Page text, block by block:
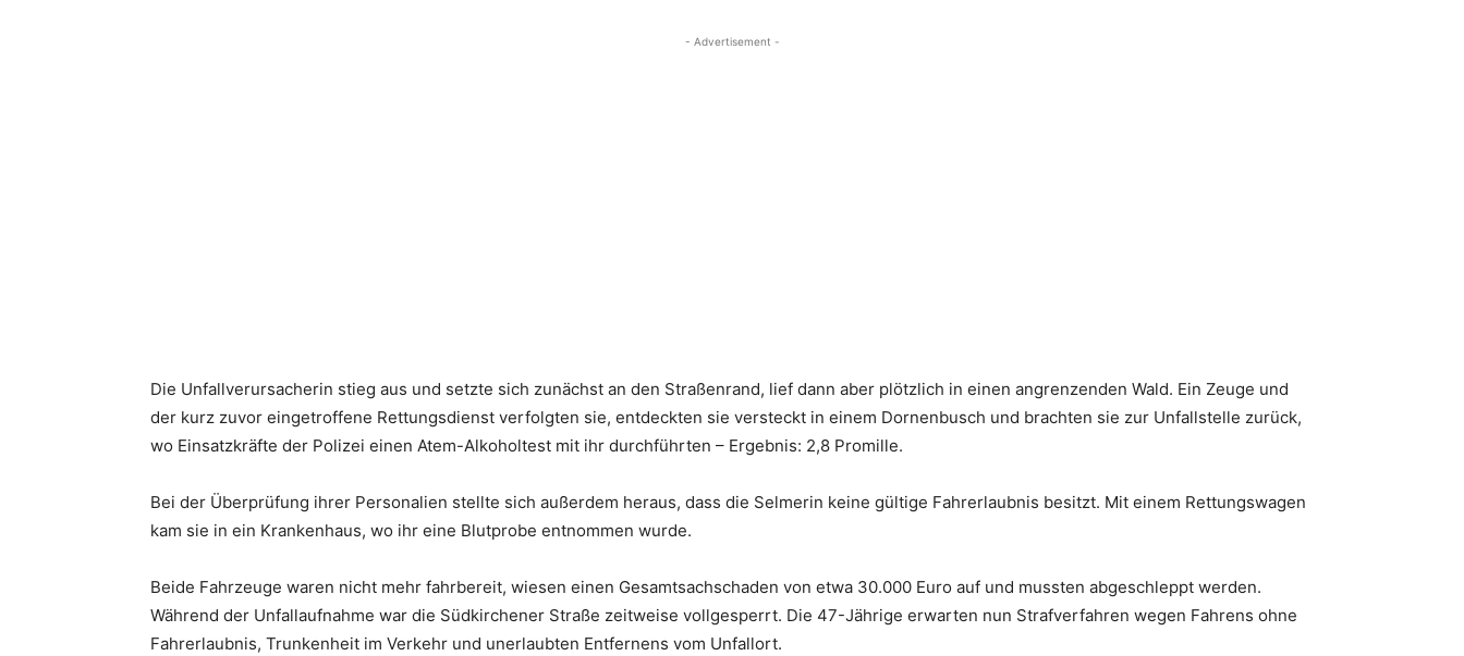
- Advertisement -
Die Unfallverursacherin stieg aus und setzte sich zunächst an den Straßenrand, lief dann aber plötzlich in einen angrenzenden Wald. Ein Zeuge und
der kurz zuvor eingetroffene Rettungsdienst verfolgten sie, entdeckten sie versteckt in einem Dornenbusch und brachten sie zur Unfallstelle zurück,
wo Einsatzkräfte der Polizei einen Atem-Alkoholtest mit ihr durchführten – Ergebnis: 2,8 Promille.
Bei der Überprüfung ihrer Personalien stellte sich außerdem heraus, dass die Selmerin keine gültige Fahrerlaubnis besitzt. Mit einem Rettungswagen
kam sie in ein Krankenhaus, wo ihr eine Blutprobe entnommen wurde.
Beide Fahrzeuge waren nicht mehr fahrbereit, wiesen einen Gesamtsachschaden von etwa 30.000 Euro auf und mussten abgeschleppt werden.
Während der Unfallaufnahme war die Südkirchener Straße zeitweise vollgesperrt. Die 47-Jährige erwarten nun Strafverfahren wegen Fahrens ohne
Fahrerlaubnis, Trunkenheit im Verkehr und unerlaubten Entfernens vom Unfallort.